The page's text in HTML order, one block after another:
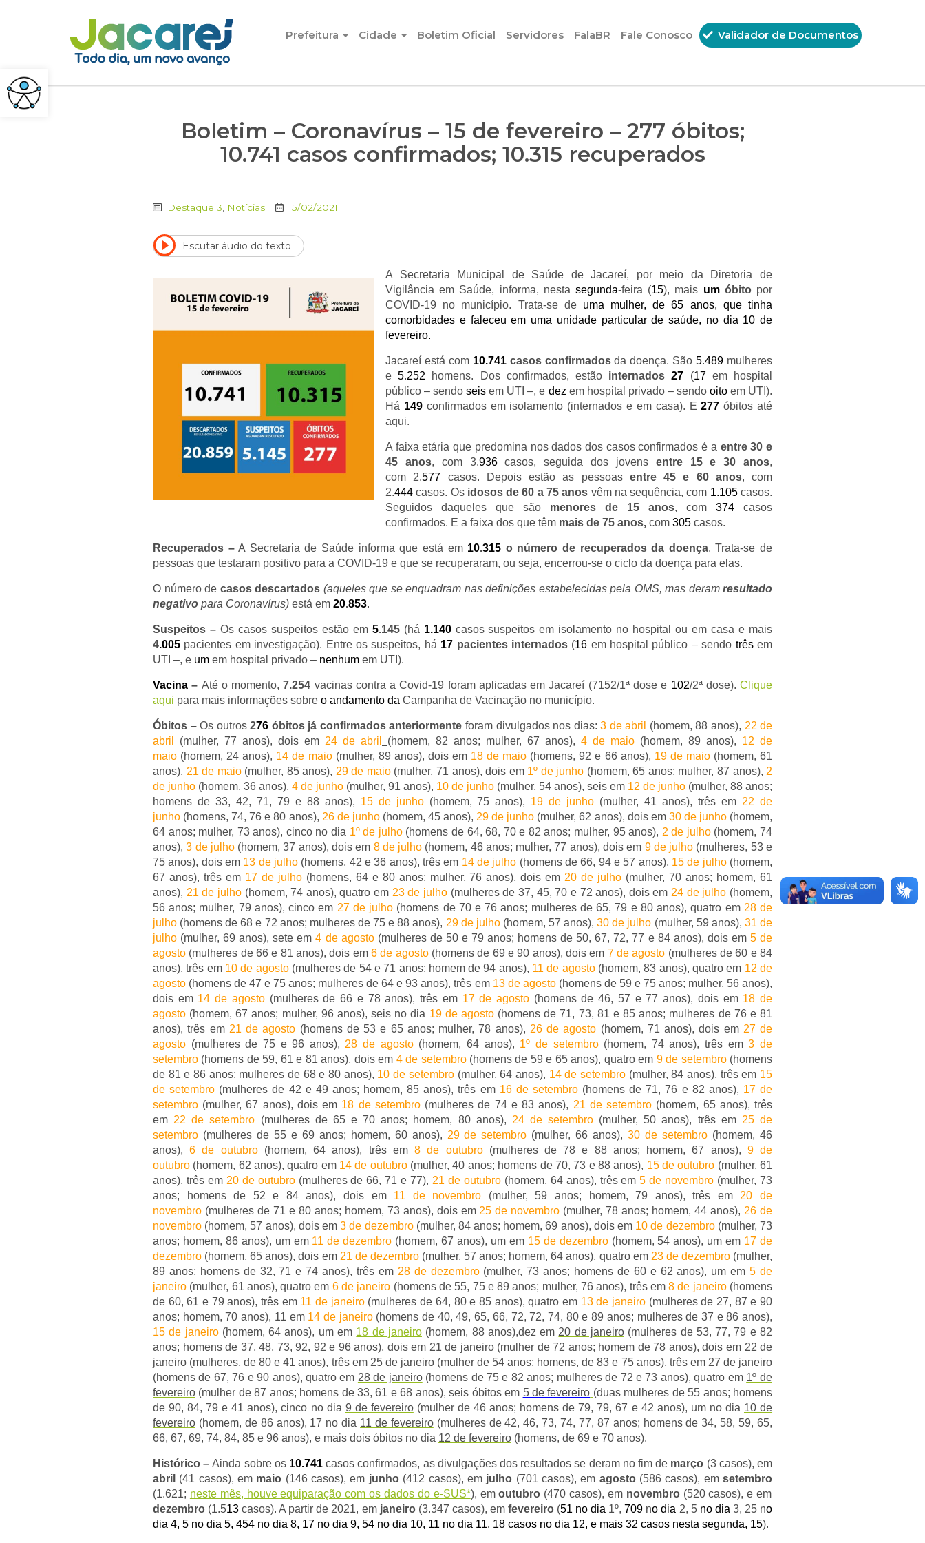
Pular para o conteúdo
Prefeitura
Cidade Boletim Oficial Servidores FalaBR Fale Conosco Validador de Documentos
Boletim – Coronavírus – 15 de fevereiro – 277 óbitos;
10.741 casos confirmados; 10.315 recuperados
Destaque 3 Notícias 15/02/2021
Escutar áudio do texto
A Secretaria Municipal de Saúde de Jacareí, por meio da Diretoria de
Vigilância em Saúde, informa, nesta segunda-feira (15), mais umóbitopor
COVID-19 no município. Trata-se de uma mulher, de 65 anos, que tinha
comorbidades e faleceu em uma unidade particular de saúde, no dia 10 de
fevereiro.
Jacareí está com 10.741casos confirmadosda doença. São5.489 mulheres
e5.252 homens. Dos confirmados, estão internados27 (17em hospital
público – sendoseis em UTI –, e dez em hospital privado – sendo oitoem UTI).
Há 149confirmados em isolamento (internados e em casa). E277 óbitos até
aqui.
A faixa etária que predomina nos dados dos casos confirmados é a entre 30 e
45 anos, com 3.936casos, seguida dos jovens entre 15 e 30 anos,
com 2.577 casos. Depois estão as pessoas entre 45 e 60 anos, com
2.444 casos. Os idosos de 60 a 75 anos vêm na sequência, com 1.105casos.
Seguidos daqueles que são menores de 15 anos, com 374 casos
confirmados. E a faixa dos que têm mais de 75 anos, com 305 casos.
Recuperados –A Secretaria de Saúde informa que está em 10.315 o número de recuperados da doença. Trata-se de
pessoas que testaram positivo para a COVID-19 e que se recuperaram, ou seja, encerrou-se o ciclo da doença para elas.
O número de casos descartados (aqueles que se enquadram nas definições estabelecidas pela OMS, mas deram resultado
negativo para Coronavírus) está em 20.853.
Suspeitos –Os casos suspeitos estão em 5.145 (há 1.140casos suspeitos em isolamento no hospital ou em casa e mais
4.005 pacientes em investigação). Entre os suspeitos, há 17 pacientes internados(16 em hospital público – sendo trêsem
UTI –, e um em hospital privado – nenhum em UTI).
Vacina – Até o momento,7.254 vacinas contra a Covid-19 foram aplicadas em Jacareí (7152/1ª dose e 102/2ª dose).Clique
aqui para mais informações sobre o andamento da Campanha de Vacinação no município.
Óbitos –Os outros276 óbitos já confirmados anteriormente foram divulgados nos dias: 3 de abril (homem, 88 anos), 22 de
abril
(mulher, 77 anos), dois em 24 de abril (homem, 82 anos; mulher, 67 anos), 4 de maio (homem, 89 anos), 12 de
maio (homem, 24 anos), 14 de maio(mulher, 89 anos), dois em 18 de maio (homens, 92 e 66 anos), 19 de maio(homem, 61
anos), 21 de maio(mulher, 85 anos), 29 de maio(mulher, 71 anos), dois em 1º de junho (homem, 65 anos; mulher, 87 anos), 2
de junho (homem, 36 anos), 4 de junho (mulher, 91 anos), 10 de junho (mulher, 54 anos), seis em 12 de junho (mulher, 88 anos;
homens de 33, 42, 71, 79 e 88 anos), 15 de junho(homem, 75 anos), 19 de junho (mulher, 41 anos), três em 22 de
junho (homens, 74, 76 e 80 anos), 26 de junho(homem, 45 anos), 29 de junho (mulher, 62 anos), dois em 30 de junho(homem,
64 anos; mulher, 73 anos), cinco no dia 1º de julho(homens de 64, 68, 70 e 82 anos; mulher, 95 anos), 2 de julho(homem, 74
anos),3 de julho(homem, 37 anos), dois em 8 de julho (homem, 46 anos; mulher, 77 anos), dois em 9 de julho (mulheres, 53 e
75 anos), dois em 13 de julho (homens, 42 e 36 anos), três em 14 de julho (homens de 66, 94 e 57 anos), 15 de julho(homem,
67 anos), três em 17 de julho(homens, 64 e 80 anos; mulher, 76 anos), dois em 20 de julho (mulher, 70 anos; homem, 61
anos), 21 de julho(homem, 74 anos), quatro em 23 de julho (mulheres de 37, 45, 70 e 72 anos), dois em 24 de julho (homem,
56 anos; mulher, 79 anos), cinco em 27 de julho (homens de 70 e 76 anos; mulheres de 65, 79 e 80 anos), quatro em 28 de
julho (homens de 68 e 72 anos; mulheres de 75 e 88 anos), 29 de julho(homem, 57 anos),30 de julho (mulher, 59 anos), 31 de
julho (mulher, 69 anos), sete em4 de agosto(mulheres de 50 e 79 anos; homens de 50, 67, 72, 77 e 84 anos), dois em 5 de
agosto (mulheres de 66 e 81 anos), dois em 6 de agosto(homens de 69 e 90 anos), dois em 7 de agosto (mulheres de 60 e 84
anos), três em 10 de agosto(mulheres de 54 e 71 anos; homem de 94 anos), 11 de agosto(homem, 83 anos), quatro em 12 de
agosto (homens de 47 e 75 anos; mulheres de 64 e 93 anos), três em 13 de agosto(homens de 59 e 75 anos; mulher, 56 anos),
dois em 14 de agosto(mulheres de 66 e 78 anos), três em 17 de agosto(homens de 46, 57 e 77 anos), dois em 18 de
agosto (homem, 67 anos; mulher, 96 anos), seis no dia 19 de agosto(homens de 71, 73, 81 e 85 anos; mulheres de 76 e 81
anos), três em 21 de agosto (homens de 53 e 65 anos; mulher, 78 anos), 26 de agosto (homem, 71 anos), dois em 27 de
agosto (mulheres de 75 e 96 anos), 28 de agosto(homem, 64 anos), 1º de setembro(homem, 74 anos), três em3 de
setembro (homens de 59, 61 e 81 anos), dois em 4 de setembro(homens de 59 e 65 anos), quatro em 9 de setembro(homens
de 81 e 86 anos; mulheres de 68 e 80 anos), 10 de setembro(mulher, 64 anos), 14 de setembro(mulher, 84 anos), três em 15
de setembro (mulheres de 42 e 49 anos; homem, 85 anos), três em 16 de setembro(homens de 71, 76 e 82 anos), 17 de
setembro (mulher, 67 anos), dois em 18 de setembro(mulheres de 74 e 83 anos), 21 de setembro (homem, 65 anos), três
em 22 de setembro (mulheres de 65 e 70 anos; homem, 80 anos), 24 de setembro (mulher, 50 anos), três em 25 de
setembro (mulheres de 55 e 69 anos; homem, 60 anos), 29 de setembro (mulher, 66 anos),30 de setembro (homem, 46
anos),6 de outubro(homem, 64 anos), três em8 de outubro(mulheres de 78 e 88 anos; homem, 67 anos), 9 de
outubro (homem, 62 anos), quatro em 14 de outubro(mulher, 40 anos; homens de 70, 73 e 88 anos), 15 de outubro (mulher, 61
anos), três em 20 de outubro(mulheres de 66, 71 e 77), 21 de outubro(homem, 64 anos), três em5 de novembro (mulher, 73
anos; homens de 52 e 84 anos), dois em 11 de novembro (mulher, 59 anos; homem, 79 anos), três em 20 de
novembro (mulheres de 71 e 80 anos; homem, 73 anos), dois em 25 de novembro (mulher, 78 anos; homem, 44 anos), 26 de
novembro (homem, 57 anos), dois em3 de dezembro(mulher, 84 anos; homem, 69 anos), dois em 10 de dezembro (mulher, 73
anos; homem, 86 anos), um em 11 de dezembro (homem, 67 anos), um em 15 de dezembro(homem, 54 anos), um em 17 de
dezembro (homem, 65 anos), dois em 21 de dezembro(mulher, 57 anos; homem, 64 anos), quatro em 23 de dezembro(mulher,
89 anos; homens de 32, 71 e 74 anos), três em 28 de dezembro(mulher, 73 anos; homens de 60 e 62 anos), um em5 de
janeiro (mulher, 61 anos), quatro em 6 de janeiro (homens de 55, 75 e 89 anos; mulher, 76 anos), três em8 de janeiro(homens
de 60, 61 e 79 anos), três em 11 de janeiro(mulheres de 64, 80 e 85 anos), quatro em 13 de janeiro(mulheres de 27, 87 e 90
anos; homem, 70 anos), 11 em 14 de janeiro(homens de 40, 49, 65, 66, 72, 72, 74, 80 e 89 anos; mulheres de 37 e 86 anos),
15 de janeiro(homem, 64 anos), um em 18 de janeiro(homem, 88 anos),dez em 20 de janeiro (mulheres de 53, 77, 79 e 82
anos; homens de 37, 48, 73, 92, 92 e 96 anos), dois em 21 de janeiro(mulher de 72 anos; homem de 78 anos), dois em 22 de
janeiro (mulheres, de 80 e 41 anos), três em 25 de janeiro(mulher de 54 anos; homens, de 83 e 75 anos), trêsem 27 de janeiro
(homens de 67, 76 e 90 anos), quatro em 28 de janeiro(homens de 75 e 82 anos; mulheres de 72 e 73 anos), quatro em 1º de
fevereiro (mulher de 87 anos; homens de 33, 61 e 68 anos), seis óbitosem 5 de fevereiro (duas mulheres de 55 anos; homens
de 90, 84, 79 e 41 anos), cinco no dia 9 de fevereiro(mulher de46 anos; homens de 79, 79, 67 e 42 anos), um no dia 10 de
fevereiro (homem, de 86 anos), 17 no dia 11 de fevereiro(mulheres de 42, 46, 73, 74, 77, 87 anos; homens de 34, 58, 59, 65,
66, 67, 69, 74, 84, 85 e 96 anos), e mais dois óbitos no dia 12 de fevereiro (homens, de 69 e 70 anos).
Histórico –Ainda sobre os 10.741 casos confirmados, as divulgações dos resultados se deram no fim de março (3 casos), em
abril (41 casos), em maio (146 casos), em junho(412 casos), em julho (701 casos), em agosto(586 casos), emsetembro
(1.621; neste mês, houve equiparação com os dados do e-SUS*), emoutubro (470 casos), em novembro(520 casos), e em
dezembro (1.513 casos).A partir de 2021, em janeiro(3.347 casos), em fevereiro (51 no dia 1º,709 no dia 2, 5 no dia 3, 25 no
dia 4, 5 no dia 5, 454 no dia 8, 17 no dia 9, 54 no dia 10, 11 no dia 11, 18 casos no dia 12, e mais 32 casos nesta segunda, 15).